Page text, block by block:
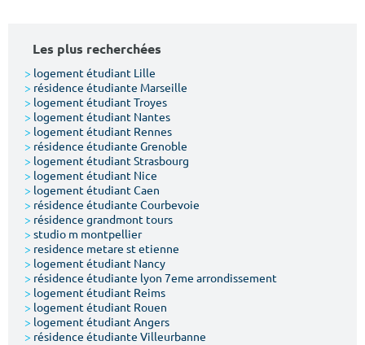
Type de location
Votre date d'entrée
Chercher
Les plus recherchées
> logement étudiant Lille
> résidence étudiante Marseille
> logement étudiant Troyes
> logement étudiant Nantes
> logement étudiant Rennes
> résidence étudiante Grenoble
> logement étudiant Strasbourg
> logement étudiant Nice
> logement étudiant Caen
> résidence étudiante Courbevoie
> résidence grandmont tours
> studio m montpellier
> residence metare st etienne
> logement étudiant Nancy
> résidence étudiante lyon 7eme arrondissement
> logement étudiant Reims
> logement étudiant Rouen
> logement étudiant Angers
> résidence étudiante Villeurbanne